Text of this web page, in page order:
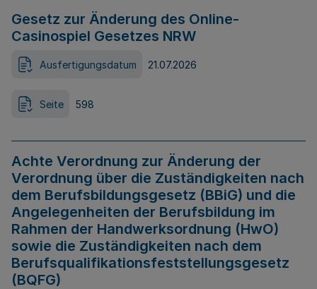
Gesetz zur Änderung des Online-
Casinospiel Gesetzes NRW
Ausfertigungsdatum 21.07.2026
Seite 598
Achte Verordnung zur Änderung der
Verordnung über die Zuständigkeiten nach
dem Berufsbildungsgesetz (BBiG) und die
Angelegenheiten der Berufsbildung im
Rahmen der Handwerksordnung (HwO)
sowie die Zuständigkeiten nach dem
Berufsqualifikationsfeststellungsgesetz
(BQFG)